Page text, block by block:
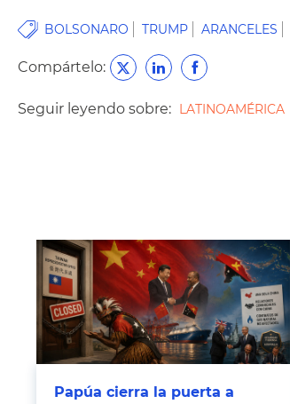
BOLSONARO TRUMP ARANCELES
Compártelo:
Seguir leyendo sobre: LATINOAMÉRICA
Papúa cierra la puerta a